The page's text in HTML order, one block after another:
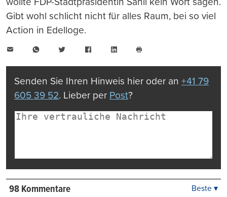
Gibt wohl schlicht nicht für alles Raum, bei so viel
Action in Edelloge.
WhatsAppTwitter FacebookLinkedIn
drucken
Senden Sie Ihren Hinweis hier oder an +41 79
605 39 52. Lieber per Post?
98 Kommentare Beste ▾